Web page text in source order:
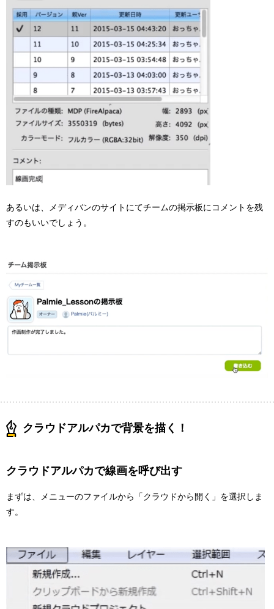
あるいは、メディバンのサイトにてチームの掲示板にコメントを残
すのもいいでしょう。
クラウドアルパカで背景を描く！
クラウドアルパカで線画を呼び出す
まずは、メニューのファイルから「クラウドから開く」を選択しま
す。